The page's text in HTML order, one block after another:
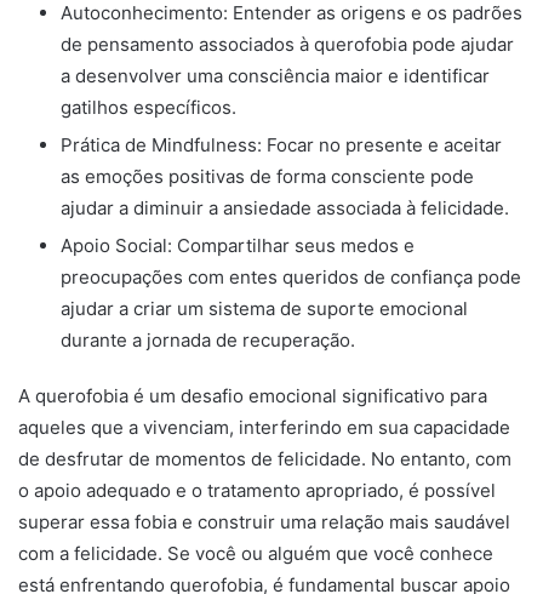
Autoconhecimento: Entender as origens e os padrões
de pensamento associados à querofobia pode ajudar
a desenvolver uma consciência maior e identificar
gatilhos específicos.
Prática de Mindfulness: Focar no presente e aceitar
as emoções positivas de forma consciente pode
ajudar a diminuir a ansiedade associada à felicidade.
Apoio Social: Compartilhar seus medos e
preocupações com entes queridos de confiança pode
ajudar a criar um sistema de suporte emocional
durante a jornada de recuperação.
A querofobia é um desafio emocional significativo para
aqueles que a vivenciam, interferindo em sua capacidade
de desfrutar de momentos de felicidade. No entanto, com
o apoio adequado e o tratamento apropriado, é possível
superar essa fobia e construir uma relação mais saudável
com a felicidade. Se você ou alguém que você conhece
está enfrentando querofobia, é fundamental buscar apoio